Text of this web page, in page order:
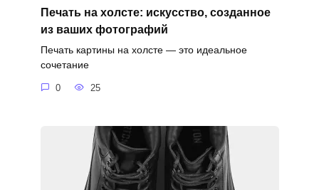
Печать на холсте: искусство, созданное
из ваших фотографий
Печать картины на холсте — это идеальное
сочетание
0 25